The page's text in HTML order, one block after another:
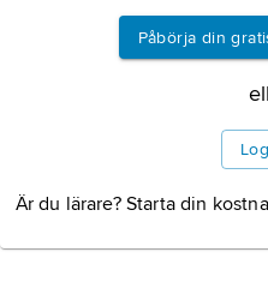
Påbörja din
Är du lärare? Starta din